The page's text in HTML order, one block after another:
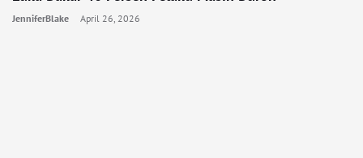
JenniferBlake April 26, 2026